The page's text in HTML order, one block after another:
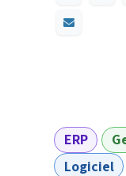
ERP
Logiciel